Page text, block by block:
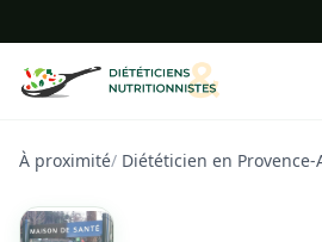
À proximité/ Diététicien en